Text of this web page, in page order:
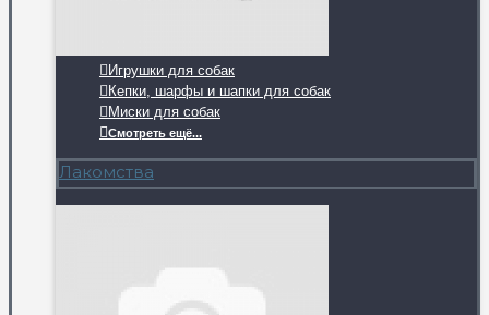
Игрушки для собак
Кепки, шарфы и шапки для собак
Миски для собак
Смотреть ещё...
Лакомства